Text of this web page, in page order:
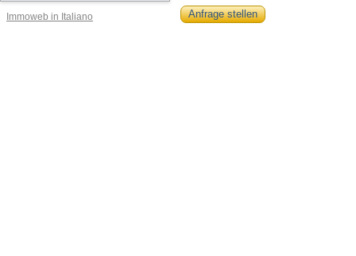
Immoweb in Italiano Anfrage stellen